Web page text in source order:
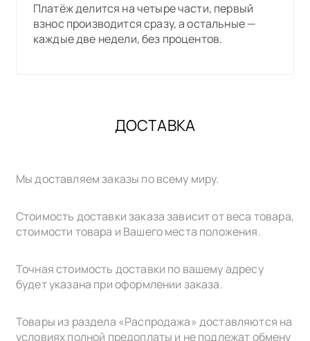
Платёж делится на четыре части, первый
взнос производится сразу, а остальные —
каждые две недели, без процентов.
ДОСТАВКА
Мы доставляем заказы по всему миру.
Стоимость доставки заказа зависит от веса товара,
стоимости товара и Вашего места положения.
Точная стоимость доставки по вашему адресу
будет указана при оформлении заказа.
Товары из раздела «Распродажа» доставляются на
условиях полной предоплаты и не подлежат обмену